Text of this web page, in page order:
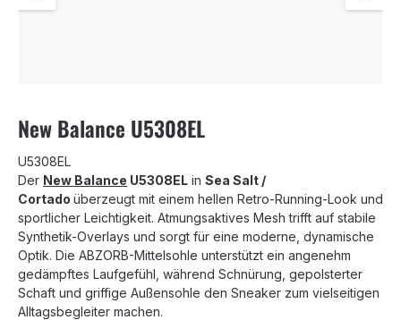
New Balance U5308EL
U5308EL
Der New Balance U5308EL in Sea Salt /
Cortado überzeugt mit einem hellen Retro-Running-Look und
sportlicher Leichtigkeit. Atmungsaktives Mesh trifft auf stabile
Synthetik-Overlays und sorgt für eine moderne, dynamische
Optik. Die ABZORB-Mittelsohle unterstützt ein angenehm
gedämpftes Laufgefühl, während Schnürung, gepolsterter
Schaft und griffige Außensohle den Sneaker zum vielseitigen
Alltagsbegleiter machen.